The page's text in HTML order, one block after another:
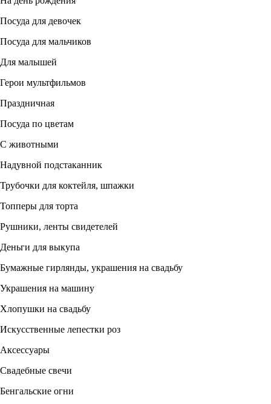
Посуда для девочек
Посуда для мальчиков
Для малышей
Герои мультфильмов
Праздничная
Посуда по цветам
С животными
Надувной подстаканник
Трубочки для коктейля, шпажки
Топперы для торта
Рушники, ленты свидетелей
Деньги для выкупа
Бумажные гирлянды, украшения на свадьбу
Украшения на машину
Хлопушки на свадьбу
Искусственные лепестки роз
Аксессуары
Свадебные свечи
Бенгальские огни